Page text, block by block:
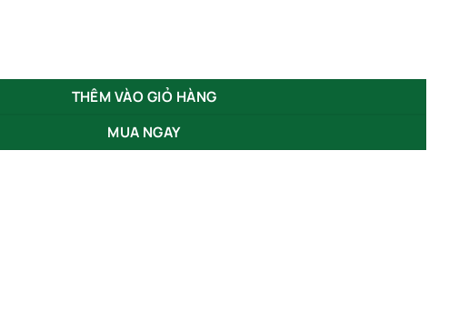
3W 5W 8W GSATX số lượng
THÊM VÀO GIỎ HÀNG
MUA NGAY